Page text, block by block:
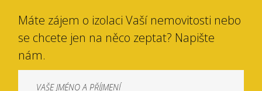
Máte zájem o izolaci Vaší nemovitosti nebo
se chcete jen na něco zeptat? Napište
nám.